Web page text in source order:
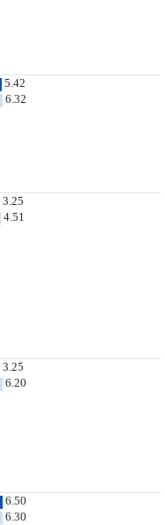
5.42
6.32
3.25
4.51
3.25
6.20
6.50
6.30